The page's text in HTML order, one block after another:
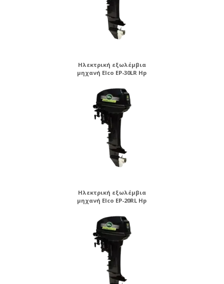
Ηλεκτρική εξωλέμβια
μηχανή Elco EP-30LR Hp
Ηλεκτρική εξωλέμβια
μηχανή Elco EP-20RL Hp